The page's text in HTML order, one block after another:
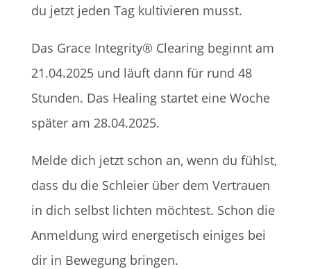
du jetzt jeden Tag kultivieren musst.
Das Grace Integrity® Clearing beginnt am
21.04.2025 und läuft dann für rund 48
Stunden. Das Healing startet eine Woche
später am 28.04.2025.
Melde dich jetzt schon an, wenn du fühlst,
dass du die Schleier über dem Vertrauen
in dich selbst lichten möchtest. Schon die
Anmeldung wird energetisch einiges bei
dir in Bewegung bringen.